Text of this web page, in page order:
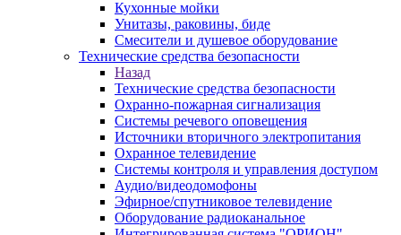
Кухонные мойки
Унитазы, раковины, биде
Смесители и душевое оборудование
Технические средства безопасности
Назад
Технические средства безопасности
Охранно-пожарная сигнализация
Системы речевого оповещения
Источники вторичного электропитания
Охранное телевидение
Системы контроля и управления доступом
Аудио/видеодомофоны
Эфирное/спутниковое телевидение
Оборудование радиоканальное